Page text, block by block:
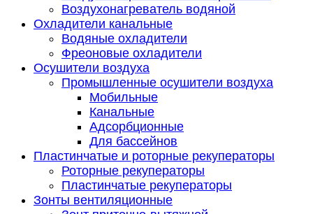
Воздухонагреватель водяной
Охладители канальные
Водяные охладители
Фреоновые охладители
Осушители воздуха
Промышленные осушители воздуха
Мобильные
Канальные
Адсорбционные
Для бассейнов
Пластинчатые и роторные рекуператоры
Роторные рекуператоры
Пластинчатые рекуператоры
Зонты вентиляционные